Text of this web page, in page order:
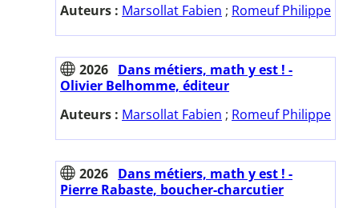
Auteurs : Marsollat Fabien ; Romeuf Philippe
2026 Dans métiers, math y est ! -
Olivier Belhomme, éditeur
Auteurs : Marsollat Fabien ; Romeuf Philippe
2026 Dans métiers, math y est ! -
Pierre Rabaste, boucher-charcutier